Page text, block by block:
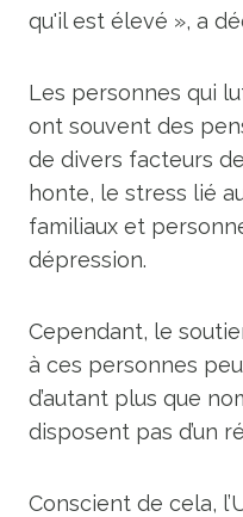
qu'il est élevé », a
Les personnes qui
ont souvent des
de divers facteurs
honte, le stress lié
familiaux et
dépression.
Cependant, le
à ces personnes
d’autant plus que
disposent pas d’un
Conscient de cela,